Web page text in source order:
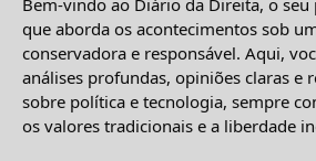
que aborda os acontecimentos sob
conservadora e responsável. Aqui,
análises profundas, opiniões claras e
sobre política e tecnologia, sempre
os valores tradicionais e a liberdade